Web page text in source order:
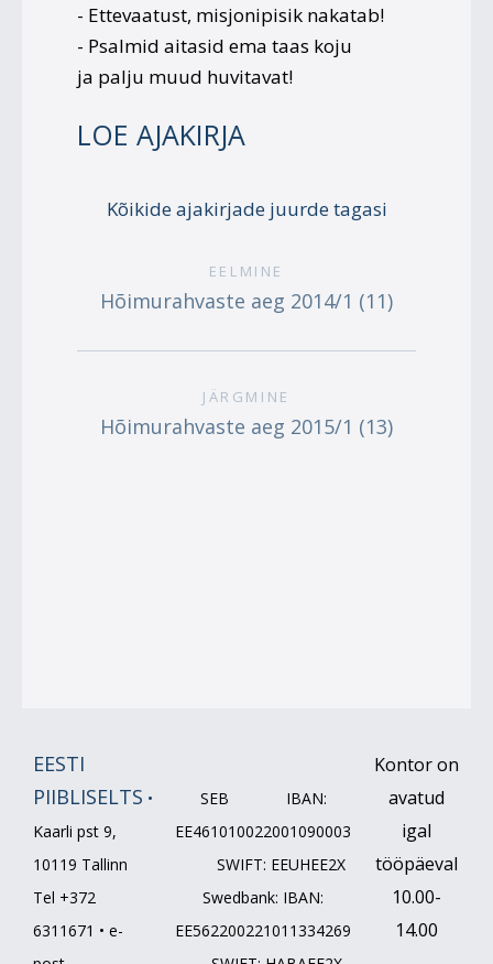
- Ettevaatust, misjonipisik nakatab!
- Psalmid aitasid ema taas koju
ja palju muud huvitavat!
LOE AJAKIRJA
Kõikide ajakirjade juurde tagasi
EELMINE
Hõimurahvaste aeg 2014/1 (11)
JÄRGMINE
Hõimurahvaste aeg 2015/1 (13)
EESTI
PIIBLISELTS •
Kaarli pst 9,
10119 Tallinn
Tel +372
6311671 • e-
SEB IBAN:
EE461010022001090003
SWIFT: EEUHEE2X
Swedbank: IBAN:
EE562200221011334269
Kontor on
avatud
igal
tööpäeval
10.00-
14.00